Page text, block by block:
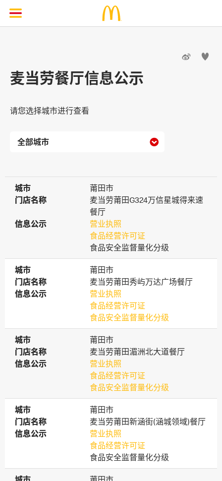
 
麦当劳餐厅信息公示
请您选择城市进行查看

城市
城市
莆田市
门店名称
门店名称
麦当劳莆田G324万信星城得来速
餐厅
信息公示
信息公示
营业执照
食品经营许可证
食品安全监督量化分级
城市
城市
莆田市
门店名称
门店名称
麦当劳莆田秀屿万达广场餐厅
信息公示
信息公示
营业执照
食品经营许可证
食品安全监督量化分级
城市
城市
莆田市
门店名称
门店名称
麦当劳莆田湄洲北大道餐厅
信息公示
信息公示
营业执照
食品经营许可证
食品安全监督量化分级
城市
城市
莆田市
门店名称
门店名称
麦当劳莆田新涵街(涵城领域)餐厅
信息公示
信息公示
营业执照
食品经营许可证
食品安全监督量化分级